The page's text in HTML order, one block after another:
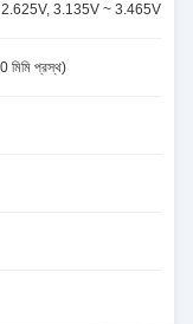
3.135V ~ 3.465V
মিমি প্রস্থ)